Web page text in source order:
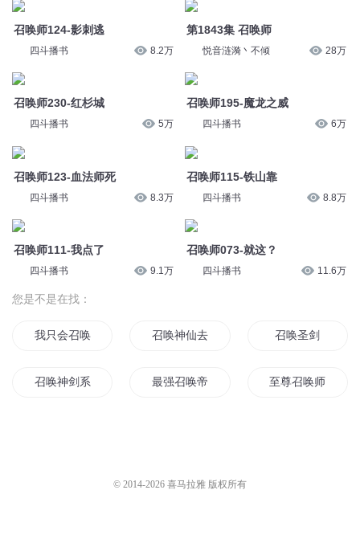
召唤师124-影刺逃
四斗播书 8.2万
召唤师230-红杉城
四斗播书 5万
召唤师123-血法师死
四斗播书 8.3万
召唤师111-我点了
四斗播书 9.1万
第1843集 召唤师
悦音涟漪丶不倾 28万
召唤师195-魔龙之威
四斗播书 6万
召唤师115-铁山靠
四斗播书 8.8万
召唤师073-就这？
四斗播书 11.6万
您是不是在找：
我只会召唤 召唤神仙去修仙 召唤圣剑
召唤神剑系统 最强召唤帝皇 至尊召唤师
© 2014-2026 喜马拉雅 版权所有